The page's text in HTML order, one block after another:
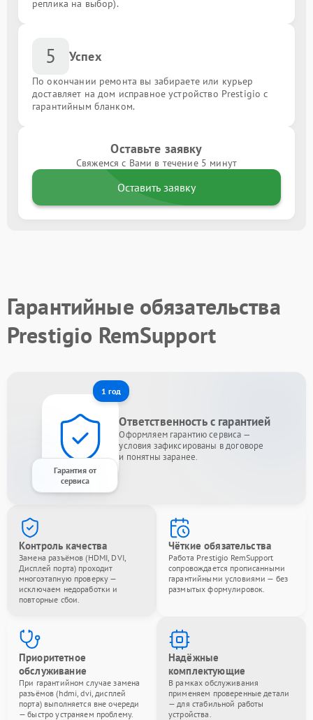
реплика на выбор).
5 Успех
По окончании ремонта вы забираете или курьер
доставляет на дом исправное устройство Prestigio с
гарантийным бланком.
Оставьте заявку
Свяжемся с Вами в течение 5 минут
Оставить заявку
Гарантийные обязательства
Prestigio RemSupport
1 год
Гарантия от
сервиса
Ответственность с гарантией
Оформляем гарантию сервиса —
условия зафиксированы в договоре
и понятны заранее.
Контроль качества
Замена разъёмов (HDMI, DVI,
Дисплей порта) проходит
многоэтапную проверку —
исключаем недоработки и
повторные сбои.
Чёткие обязательства
Работа Prestigio RemSupport
сопровождается прописанными
гарантийными условиями — без
размытых формулировок.
Приоритетное
обслуживание
При гарантийном случае замена
разъёмов (hdmi, dvi, дисплей
порта) выполняется вне очереди
— быстро устраняем проблему.
Надёжные
комплектующие
В рамках обслуживания
применяем проверенные детали
— для стабильной работы
устройства.